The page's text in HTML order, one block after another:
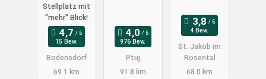
nur für
Wohnmobile
Stellplatz mit
"mehr" Blick!
15 Bew.
Bodensdorf
69.1 km
976 Bew.
Ptuj
91.8 km
4 Bew.
St. Jakob im
Rosental
68.0 km